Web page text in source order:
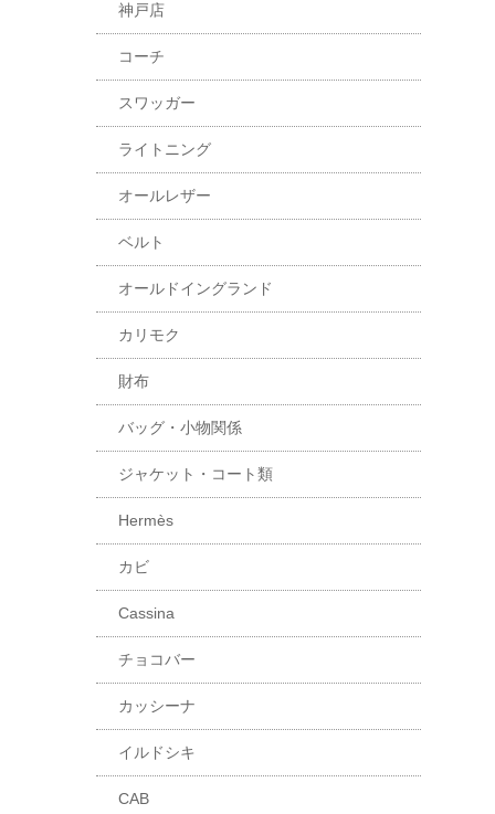
神戸店
コーチ
スワッガー
ライトニング
オールレザー
ベルト
オールドイングランド
カリモク
財布
バッグ・小物関係
ジャケット・コート類
Hermès
カビ
Cassina
チョコバー
カッシーナ
イルドシキ
CAB